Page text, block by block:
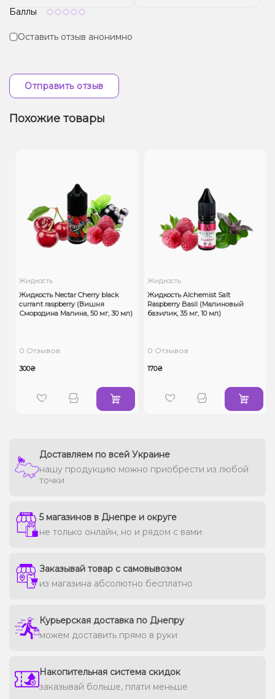
Баллы
Оставить отзыв анонимно
Отправить отзыв
Похожие товары
Жидкость
Жидкость Nectar Cherry black
currant raspberry (Вишня
Смородина Малина, 50 мг, 30 мл)
0 Отзывов
300₴
Жидкость
Жидкость Alchemist Salt
Raspberry Basil (Малиновый
базилик, 35 мг, 10 мл)
0 Отзывов
170₴
Доставляем по всей Украине
нашу продукцию можно приобрести из любой
точки
5 магазинов в Днепре и округе
не только онлайн, но и рядом с вами
Заказывай товар с самовывозом
из магазина абсолютно бесплатно
Курьерская доставка по Днепру
можем доставить прямо в руки
Накопительная система скидок
заказывай больше, плати меньше